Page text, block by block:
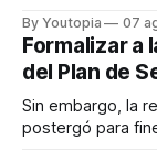
By Youtopia 07
Formalizar a
del Plan de
Sin embargo, la
postergó para